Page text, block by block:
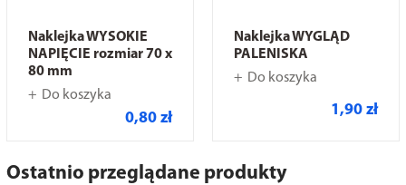
Naklejka WYSOKIE
NAPIĘCIE rozmiar 70 x
80 mm
Do koszyka
0,80 zł
Naklejka WYGLĄD
PALENISKA
Do koszyka
1,90 zł
Ostatnio przeglądane produkty